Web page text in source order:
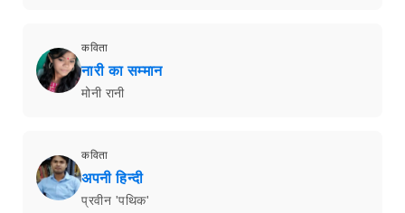
कविता
नारी का सम्मान
मोनी रानी
कविता
अपनी हिन्दी
प्रवीन 'पथिक'